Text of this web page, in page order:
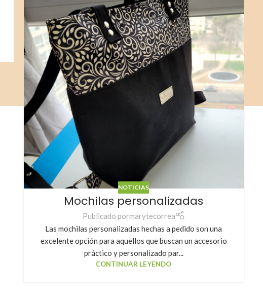
NOTICIAS
Mochilas personalizadas
Publicado pormarytecorrea
Las mochilas personalizadas hechas a pedido son una
excelente opción para aquellos que buscan un accesorio
práctico y personalizado par...
CONTINUAR LEYENDO